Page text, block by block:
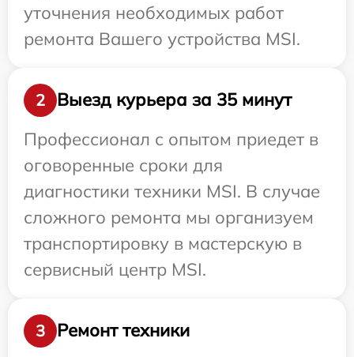
уточнения необходимых работ
ремонта Вашего устройства MSI.
2
Выезд курьера за 35 минут
Профессионал с опытом приедет в
оговоренные сроки для
диагностики техники MSI. В случае
сложного ремонта мы организуем
транспортировку в мастерскую в
сервисный центр MSI.
3
Ремонт техники